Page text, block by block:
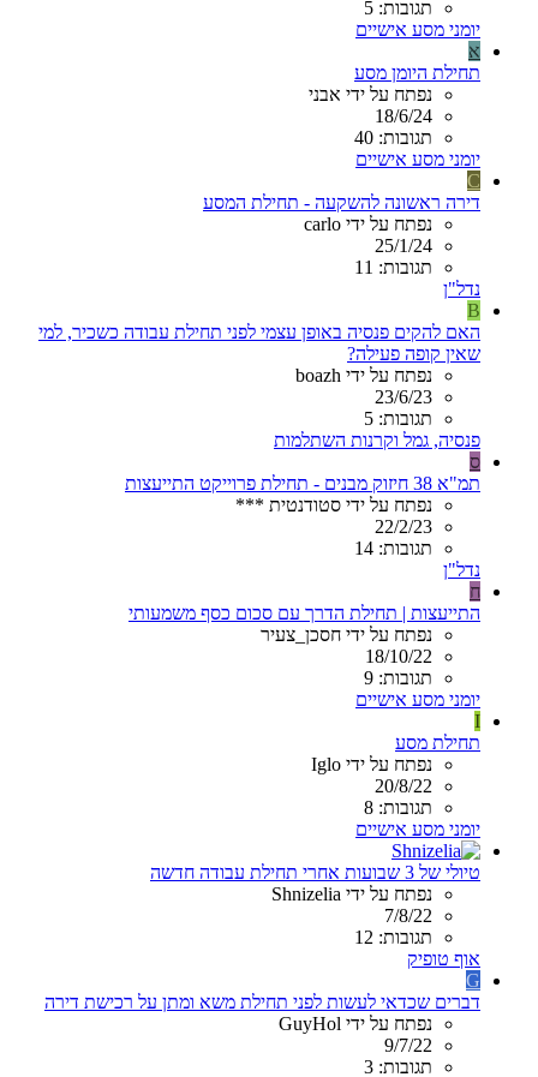
תגובות: 5
יומני מסע אישיים
א
תחילת היומן מסע
נפתח על ידי אבני
18/6/24
תגובות: 40
יומני מסע אישיים
C
דירה ראשונה להשקעה - תחילת המסע
נפתח על ידי carlo
25/1/24
תגובות: 11
נדל"ן
B
האם להקים פנסיה באופן עצמי לפני תחילת עבודה כשכיר, למי
שאין קופה פעילה?
נפתח על ידי boazh
23/6/23
תגובות: 5
פנסיה, גמל וקרנות השתלמות
ס
תמ"א 38 חיזוק מבנים - תחילת פרוייקט התייעצות
נפתח על ידי סטודנטית ***
22/2/23
תגובות: 14
נדל"ן
ח
התייעצות | תחילת הדרך עם סכום כסף משמעותי
נפתח על ידי חסכן_צעיר
18/10/22
תגובות: 9
יומני מסע אישיים
I
תחילת מסע
נפתח על ידי Iglo
20/8/22
תגובות: 8
יומני מסע אישיים
טיולי של 3 שבועות אחרי תחילת עבודה חדשה
נפתח על ידי Shnizelia
7/8/22
תגובות: 12
אוף טופיק
G
דברים שכדאי לעשות לפני תחילת משא ומתן על רכישת דירה
נפתח על ידי GuyHol
9/7/22
תגובות: 3